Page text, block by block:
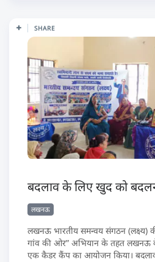
SHARE
बदलाव के लिए खुद को
लखनऊ
लखनऊ भारतीय समन्वय संगठन (लक्ष्य)
गांव की ओर” अभियान के तहत लखनऊ के
एक कैडर कैंप का आयोजन किया।